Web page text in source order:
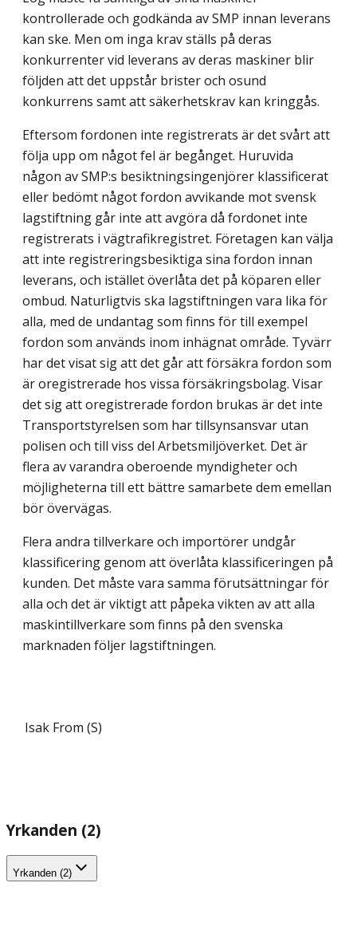
kontrollerade och godkända av SMP innan leverans
kan ske. Men om inga krav ställs på deras
konkurrenter vid leverans av deras maskiner blir
följden att det uppstår brister och osund
konkurrens samt att säkerhetskrav kan kringgås.
Eftersom fordonen inte registrerats är det svårt att
följa upp om något fel är begånget. Huruvida
någon av SMP:s besiktningsingenjörer klassificerat
eller bedömt något fordon avvikande mot svensk
lagstiftning går inte att avgöra då fordonet inte
registrerats i vägtrafikregistret. Företagen kan välja
att inte registreringsbesiktiga sina fordon innan
leverans, och istället överlåta det på köparen eller
ombud. Naturligtvis ska lagstiftningen vara lika för
alla, med de undantag som finns för till exempel
fordon som används inom inhägnat område. Tyvärr
har det visat sig att det går att försäkra fordon som
är oregistrerade hos vissa försäkringsbolag. Visar
det sig att oregistrerade fordon brukas är det inte
Transportstyrelsen som har tillsynsansvar utan
polisen och till viss del Arbetsmiljöverket. Det är
flera av varandra oberoende myndigheter och
möjligheterna till ett bättre samarbete dem emellan
bör övervägas.
Flera andra tillverkare och importörer undgår
klassificering genom att överlåta klassificeringen på
kunden. Det måste vara samma förutsättningar för
alla och det är viktigt att påpeka vikten av att alla
maskintillverkare som finns på den svenska
marknaden följer lagstiftningen.
Isak From (S)
Yrkanden (2)
Yrkanden (2)